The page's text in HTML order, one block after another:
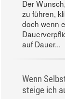
Der
zu führen,
doch wenn
auf Dauer...
Wenn
steige ich